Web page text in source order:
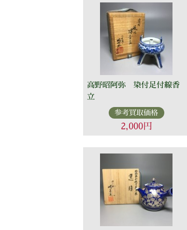
高野昭阿弥 染付足付線香
立
参考買取価格
2,000円